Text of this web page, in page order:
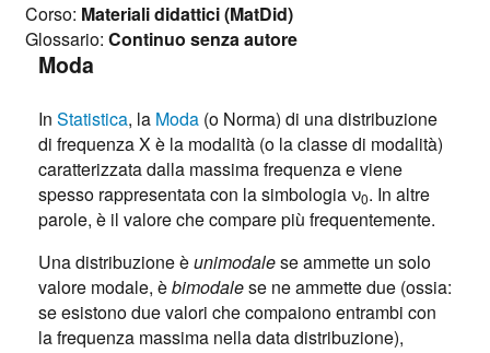
Corso: Materiali didattici (MatDid)
Glossario: Continuo senza autore
Moda
In Statistica, la Moda(o Norma) di una distribuzione
di frequenza X è la modalità (o la classe di modalità)
caratterizzata dalla massima frequenza e viene
spesso rappresentata con la simbologia ν0. In altre
parole, è il valore che compare più frequentemente.
Una distribuzione èunimodalese ammette un solo
valore modale, èbimodalese ne ammette due (ossia:
se esistono due valori che compaiono entrambi con
la frequenza massima nella data distribuzione),